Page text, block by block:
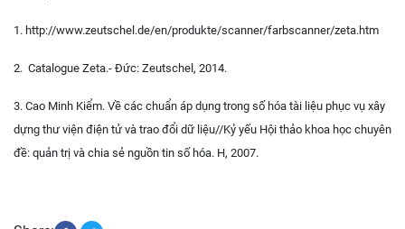
1. http://www.zeutschel.de/en/produkte/scanner/farbscanner/zeta.htm
2. Catalogue Zeta.- Đức: Zeutschel, 2014.
3. Cao Minh Kiểm. Về các chuẩn áp dụng trong số hóa tài liệu phục vụ xây
dựng thư viện điện tử và trao đổi dữ liệu//Kỷ yếu Hội thảo khoa học chuyên
đề: quản trị và chia sẻ nguồn tin số hóa. H, 2007.